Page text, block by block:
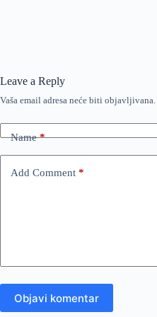
Leave a Reply
Vaša email adresa neće biti objavljivana.
Name*
Add Comment *
Objavi komentar